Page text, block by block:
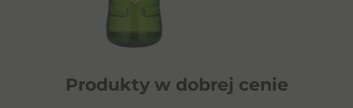
Produkty w dobrej cenie